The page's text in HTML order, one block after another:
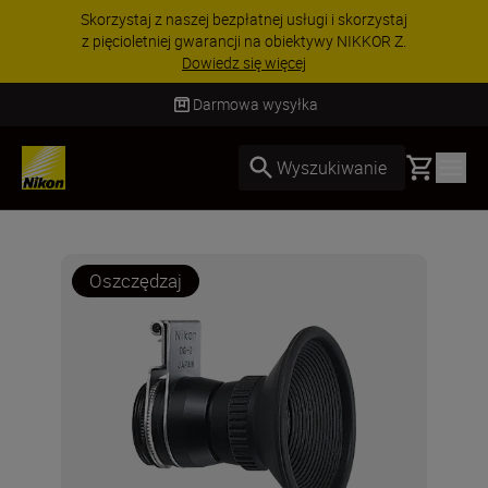
Skorzystaj z naszej bezpłatnej usługi i skorzystaj
z pięcioletniej gwarancji na obiektywy NIKKOR Z.
Dowiedz się więcej
Darmowa wysyłka
Wyszukiwanie Basket
Oszczędzaj